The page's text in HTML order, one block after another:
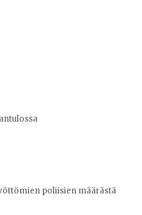
poliisien määrästä